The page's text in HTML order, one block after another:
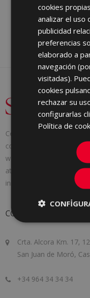
Image Share
Cerámica Saloni was
consumers with the
we adapt to the needs
attention, following
innovating to improve a
CONTACT
Crta. Alcora Km. 17,
San Juan de Moró,
+34 964 34 34 34
cookies
analizar el
publicidad
preferencias
elaborado a
navegación
visitadas).
cookies
rechazar su
configurarlas
Política de